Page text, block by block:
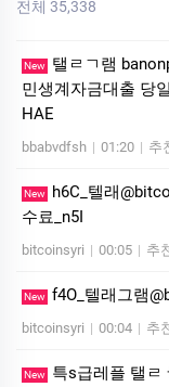
전체 35,338
New
탤ㄹㄱ램
민생계자금대출 당
HAE
bbabvdfsh | 01:20 | 추
New
h6C_텔래
수료_n5I
bitcoinsyri | 00:05 | 추
New f4O_텔래그램
bitcoinsyri | 00:04 | 추
New
특s급레플 탤ㄹ